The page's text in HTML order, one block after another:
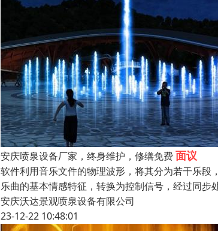
安庆喷泉设备厂家，终身维护，修缮免费面议
软件利用音乐文件的物理波形，将其分为若干乐
乐曲的基本情感特征，转换为控制信号，经过同
安庆沃达景观喷泉设备有限公司
23-12-22 10:48:01